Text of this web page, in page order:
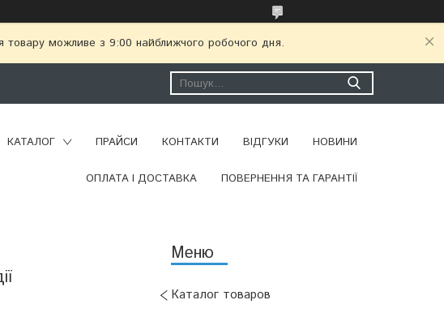
товару можливе з 9:00 найближчого робочого дня.
КАТАЛОГ ПРАЙСИ КОНТАКТИ ВІДГУКИ НОВИНИ
ОПЛАТА І ДОСТАВКА ПОВЕРНЕННЯ ТА ГАРАНТІЇ
Каталог товаров